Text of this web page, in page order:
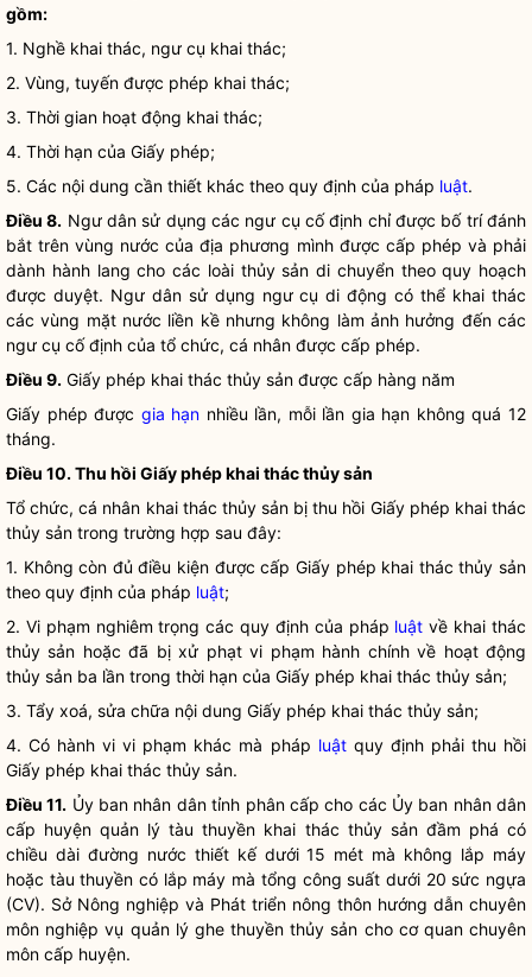
gồm:
1. Nghề khai thác, ngư cụ khai thác;
2. Vùng, tuyến được phép khai thác;
3. Thời gian hoạt động khai thác;
4. Thời hạn của Giấy phép;
5. Các nội dung cần thiết khác theo quy định của pháp luật.
Điều 8. Ngư dân sử dụng các ngư cụ cố định chỉ được bố trí đánh
bắt trên vùng nước của địa phương mình được cấp phép và phải
dành hành lang cho các loài thủy sản di chuyển theo quy hoạch
được duyệt. Ngư dân sử dụng ngư cụ di động có thể khai thác
các vùng mặt nước liền kề nhưng không làm ảnh hưởng đến các
ngư cụ cố định của tổ chức, cá nhân được cấp phép.
Điều 9. Giấy phép khai thác thủy sản được cấp hàng năm
Giấy phép được gia hạn nhiều lần, mỗi lần gia hạn không quá 12
tháng.
Điều 10. Thu hồi Giấy phép khai thác thủy sản
Tổ chức, cá nhân khai thác thủy sản bị thu hồi Giấy phép khai thác
thủy sản trong trường hợp sau đây:
1. Không còn đủ điều kiện được cấp Giấy phép khai thác thủy sản
theo quy định của pháp luật;
2. Vi phạm nghiêm trọng các quy định của pháp luật về khai thác
thủy sản hoặc đã bị xử phạt vi phạm hành chính về hoạt động
thủy sản ba lần trong thời hạn của Giấy phép khai thác thủy sản;
3. Tẩy xoá, sửa chữa nội dung Giấy phép khai thác thủy sản;
4. Có hành vi vi phạm khác mà pháp luậtquy định phải thu hồi
Giấy phép khai thác thủy sản.
Điều 11. Ủy ban nhân dântỉnh phân cấp cho các Ủy ban nhân dân
cấp huyện quản lý tàu thuyền khai thác thủy sản đầm phá có
chiều dài đường nước thiết kế dưới 15 mét mà không lắp máy
hoặc tàu thuyền có lắp máy mà tổng công suất dưới 20 sức ngựa
(CV). Sở Nông nghiệp và Phát triển nông thôn hướng dẫn chuyên
môn nghiệp vụ quản lý ghe thuyền thủy sản cho cơ quan chuyên
môn cấp huyện.